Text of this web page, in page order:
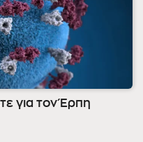
για τον Έρπη